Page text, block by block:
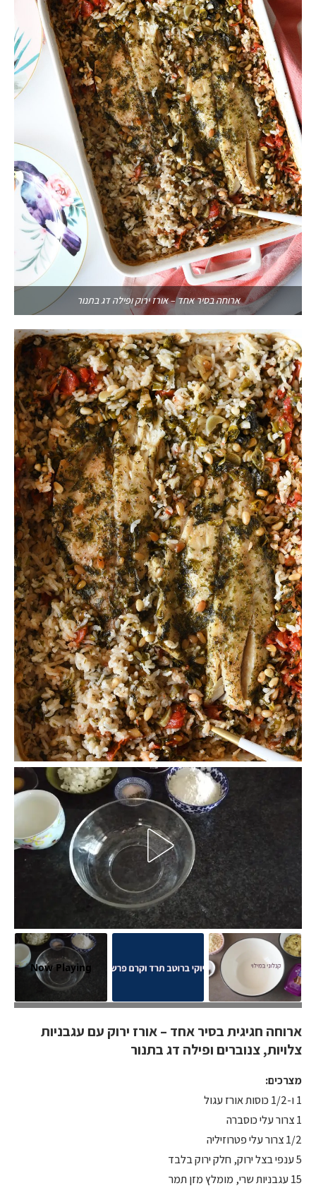
ארוחה בסיר אחד – אורז ירוק ופילה דג בתנור
Now Playing
ארוחה חגיגית בסיר אחד – אורז ירוק עם עגבניות
צלויות, צנוברים ופילה דג בתנור
מצרכים:
1 ו-1/2 כוסות אורז עגול
1 צרור עלי כוסברה
1/2 צרור עלי פטרוזיליה
5 ענפי בצל ירוק, חלק ירוק בלבד
15 עגבניות שרי, מומלץ מזן תמר